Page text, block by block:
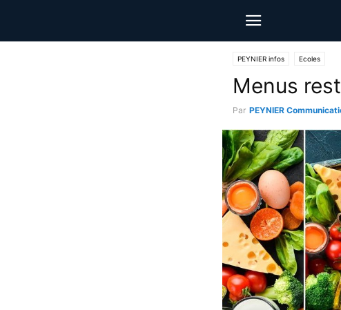
PEYNIER infos Ecoles
Menus
Par PEYNIER